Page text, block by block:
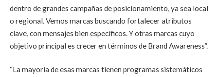
dentro de grandes campañas de posicionamiento, ya sea local
o regional. Vemos marcas buscando fortalecer atributos
clave, con mensajes bien específicos. Y otras marcas cuyo
objetivo principal es crecer en términos de Brand Awareness”.
“La mayoría de esas marcas tienen programas sistemáticos